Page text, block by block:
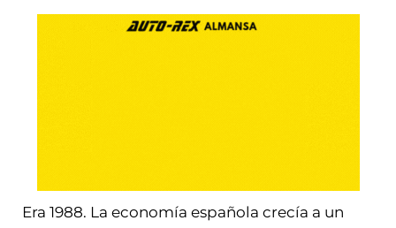
Era 1988. La economía española crecía a un